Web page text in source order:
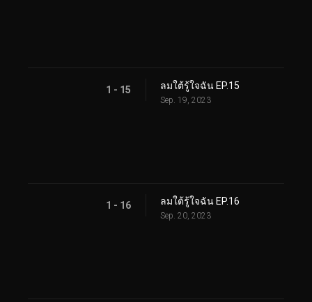
1 - 15 ลมใต้รู้ใจฉัน EP.15
Sep. 19, 2023
1 - 16 ลมใต้รู้ใจฉัน EP.16
Sep. 20, 2023